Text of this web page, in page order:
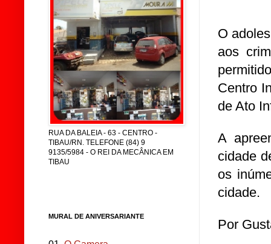
O
aos
Centro
de Ato
A
cidade
os
cidade.
Por
RUA DA BALEIA - 63 - CENTRO -
TIBAU/RN. TELEFONE (84) 9
9135/5984 - O REI DA MECÂNICA EM
TIBAU
MURAL DE ANIVERSARIANTE